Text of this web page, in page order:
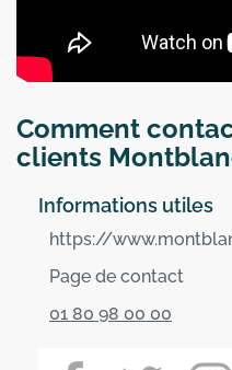
Comment
clients
Informations utiles
https://
Page de contact
01 80 98 00 00